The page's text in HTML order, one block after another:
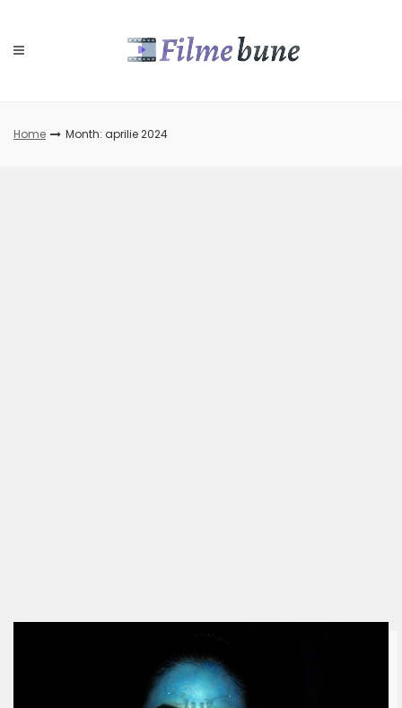
content
Home Month: aprilie 2024